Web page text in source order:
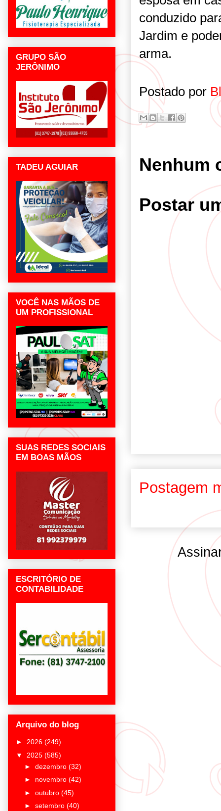
conduzido
Jardim e
arma.
Postado por
Nenhum
Postar
Postagem
GRUPO SÃO
JERÔNIMO
TADEU AGUIAR
VOCÊ NAS MÃOS DE
UM PROFISSIONAL
SUAS REDES SOCIAIS
EM BOAS MÃOS
ESCRITÓRIO DE
CONTABILIDADE
Arquivo do blog
► 2026 (249)
▼ 2025 (585)
► dezembro (32)
► novembro (42)
► outubro (45)
► setembro (40)